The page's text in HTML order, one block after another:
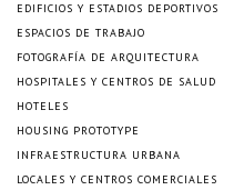
EDIFICIOS Y ESTADIOS DEPORTIVOS
ESPACIOS DE TRABAJO
FOTOGRAFÍA DE ARQUITECTURA
HOSPITALES Y CENTROS DE SALUD
HOTELES
HOUSING PROTOTYPE
INFRAESTRUCTURA URBANA
LOCALES Y CENTROS COMERCIALES